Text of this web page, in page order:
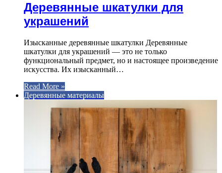
Деревянные шкатулки для
украшений
Изысканные деревянные шкатулки Деревянные
шкатулки для украшений — это не только
функциональный предмет, но и настоящее произведение
искусства. Их изысканный…
Read More »
Деревянные материалы